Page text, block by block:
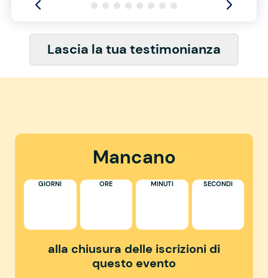
Lascia la tua testimonianza
Mancano
GIORNI ORE MINUTI SECONDI
alla chiusura delle iscrizioni di
questo evento